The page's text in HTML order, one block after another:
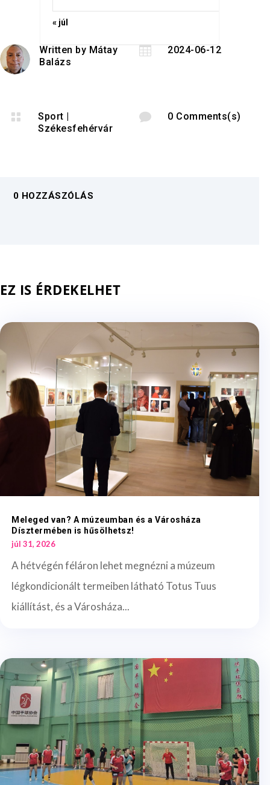
« júl
Written by Mátay
Balázs
 2024-06-12
 Sport
Székesfehérvár
 0 Comments(s)
0 HOZZÁSZÓLÁS
EZ IS ÉRDEKELHET
Meleged van? A múzeumban és a Városháza
Dísztermében is hűsölhetsz!
júl 31, 2026
A hétvégén féláron lehet megnézni a múzeum
légkondicionált termeiben látható Totus Tuus
kiállítást, és a Városháza...